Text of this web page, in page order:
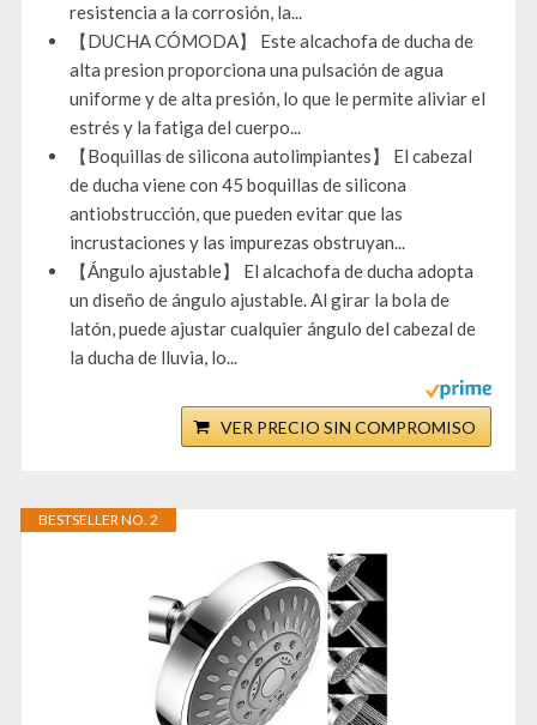
resistencia a la corrosión, la...
【DUCHA CÓMODA】 Este alcachofa de ducha de
alta presion proporciona una pulsación de agua
uniforme y de alta presión, lo que le permite aliviar el
estrés y la fatiga del cuerpo...
【Boquillas de silicona autolimpiantes】 El cabezal
de ducha viene con 45 boquillas de silicona
antiobstrucción, que pueden evitar que las
incrustaciones y las impurezas obstruyan...
【Ángulo ajustable】 El alcachofa de ducha adopta
un diseño de ángulo ajustable. Al girar la bola de
latón, puede ajustar cualquier ángulo del cabezal de
la ducha de lluvia, lo...
VER PRECIO SIN COMPROMISO
BESTSELLER NO. 2